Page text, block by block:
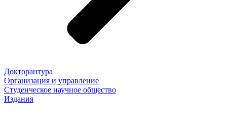
Докторантура
Организация и управление
Студенческое научное общество
Издания